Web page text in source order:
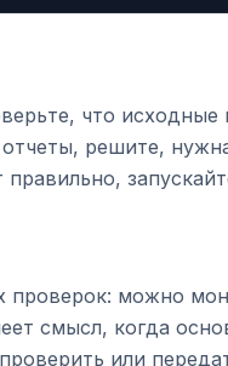
что исходные
решите,
можно
смысл, когда
или